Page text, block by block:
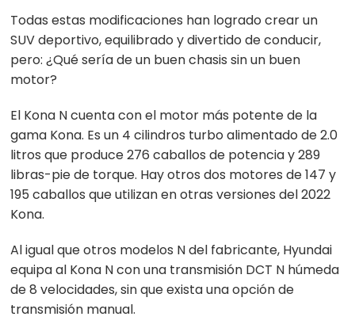
Todas estas modificaciones han logrado crear un
SUV deportivo, equilibrado y divertido de conducir,
pero: ¿Qué sería de un buen chasis sin un buen
motor?
El Kona N cuenta con el motor más potente de la
gama Kona. Es un 4 cilindros turbo alimentado de 2.0
litros que produce 276 caballos de potencia y 289
libras-pie de torque. Hay otros dos motores de 147 y
195 caballos que utilizan en otras versiones del 2022
Kona.
Al igual que otros modelos N del fabricante, Hyundai
equipa al Kona N con una transmisión DCT N húmeda
de 8 velocidades, sin que exista una opción de
transmisión manual.